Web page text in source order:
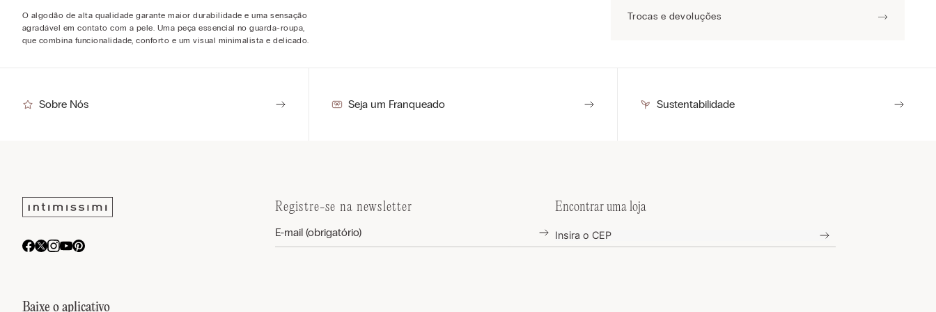
O algodão de alta qualidade garante maior durabilidade e uma sensação
agradável em contato com a pele. Uma peça essencial no guarda-roupa,
que combina funcionalidade, conforto e um visual minimalista e delicado.
Trocas e devoluções
Sobre Nós Seja um Franqueado Sustentabilidade
Baixe o aplicativo
Registre-se na newsletter Encontrar uma loja